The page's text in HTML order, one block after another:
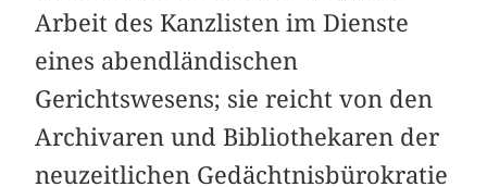
Arbeit des Kanzlisten im Dienste
eines abendländischen
Gerichtswesens; sie reicht von den
Archivaren und Bibliothekaren der
neuzeitlichen Gedächtnisbürokratie